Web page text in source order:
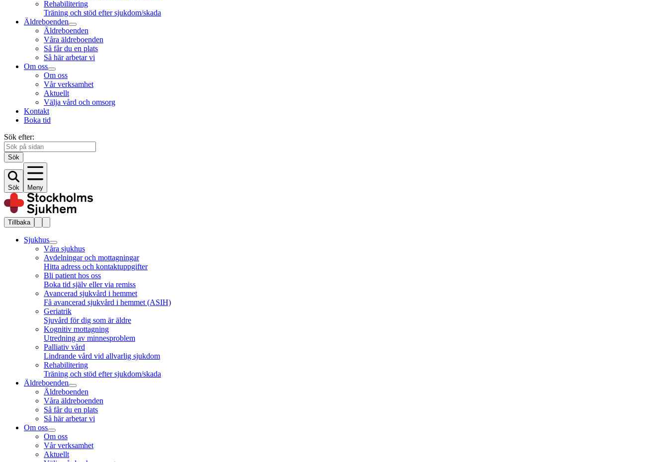
Rehabilitering
Träning och stöd efter sjukdom/skada
Äldreboenden
Äldreboenden
Våra äldreboenden
Så får du en plats
Så här arbetar vi
Om oss
Om oss
Vår verksamhet
Aktuellt
Välja vård och omsorg
Kontakt
Boka tid
Sök efter:
Sök
Sök Meny
Tillbaka
Sjukhus
Våra sjukhus
Avdelningar och mottagningar
Hitta adress och kontaktuppgifter
Bli patient hos oss
Boka tid själv eller via remiss
Avancerad sjukvård i hemmet
Få avancerad sjukvård i hemmet (ASIH)
Geriatrik
Sjuvård för dig som är äldre
Kognitiv mottagning
Utredning av minnesproblem
Palliativ vård
Lindrande vård vid allvarlig sjukdom
Rehabilitering
Träning och stöd efter sjukdom/skada
Äldreboenden
Äldreboenden
Våra äldreboenden
Så får du en plats
Så här arbetar vi
Om oss
Om oss
Vår verksamhet
Aktuellt